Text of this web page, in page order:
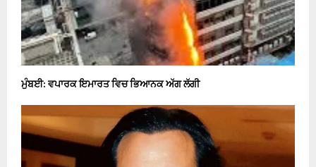
ਮੁੰਬਈ: ਵਪਾਰਕ ਇਮਾਰਤ ਵਿਚ ਭਿਆਨਕ ਅੱਗ ਲੱਗੀ